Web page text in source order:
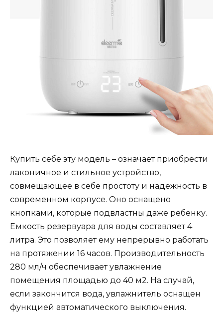
Купить себе эту модель – означает приобрести
лаконичное и стильное устройство,
совмещающее в себе простоту и надежность в
современном корпусе. Оно оснащено
кнопками, которые подвластны даже ребенку.
Емкость резервуара для воды составляет 4
литра. Это позволяет ему непрерывно работать
на протяжении 16 часов. Производительность
280 мл/ч обеспечивает увлажнение
помещения площадью до 40 м2. На случай,
если закончится вода, увлажнитель оснащен
функцией автоматического выключения.